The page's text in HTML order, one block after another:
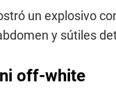
un explosivo
y sútiles
off-white